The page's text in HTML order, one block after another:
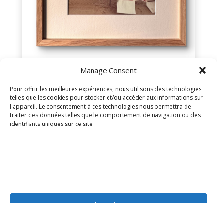
Manage Consent
Pour offrir les meilleures expériences, nous utilisons des technologies
telles que les cookies pour stocker et/ou accéder aux informations sur
l'appareil. Le consentement à ces technologies nous permettra de
traiter des données telles que le comportement de navigation ou des
identifiants uniques sur ce site.